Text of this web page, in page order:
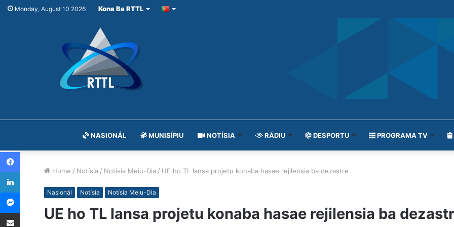
Monday, August 10 2026 Kona Ba RTTL
NASIONÁL MUNISÍPIU NOTÍSIA RÁDIU DESPORTU PROGRAMA TV
Home / Notísia / Notísia Meiu-Dia / UE ho TL lansa projetu konaba hasae rejilensia ba dezastre
Nasionál Notísia Notísia Meiu-Dia
UE ho TL lansa projetu konaba hasae rejilensia ba
Facebook
LinkedIn
Messenger